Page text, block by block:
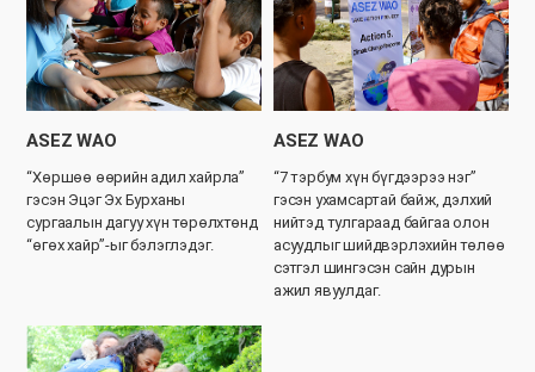
ASEZ WAO
“Хөршөө өөрийн адил хайрла”
гэсэн Эцэг Эх Бурханы
сургаалын дагуу хүн төрөлхтөнд
“өгөх хайр”-ыг бэлэглэдэг.
ASEZ WAO
“7 тэрбум хүн бүгдээрээ нэг”
гэсэн ухамсартай байж, дэлхий
нийтэд тулгараад байгаа олон
асуудлыг шийдвэрлэхийн төлөө
сэтгэл шингэсэн сайн дурын
ажил явуулдаг.